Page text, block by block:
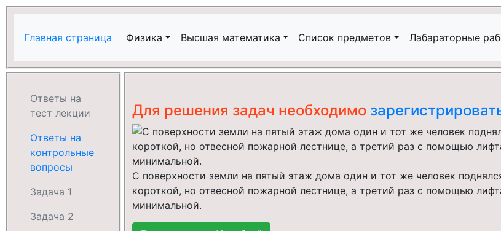
Главная страница Физика Высшая математика Список предметов Лабараторные
Для решения задач необходимо
С поверхности земли на пятый этаж дома один и тот же человек
короткой, но отвесной пожарной лестнице, а третий раз с помощью
минимальной.
Ответы на
тест лекции
Ответы на
контрольные
вопросы
Задача 1
Задача 2